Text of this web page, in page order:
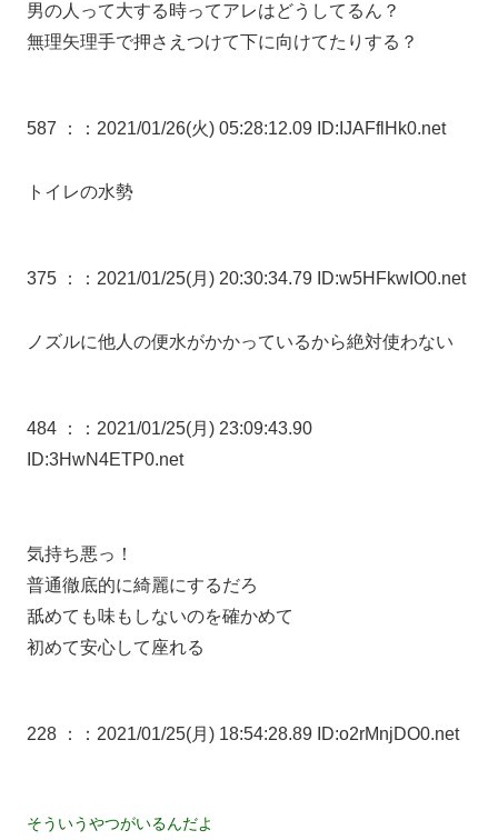
男の人って大する時ってアレはどうしてるん？
無理矢理手で押さえつけて下に向けてたりする？
587 ： ：2021/01/26(火) 05:28:12.09 ID:IJAFflHk0.net
トイレの水勢
375 ： ：2021/01/25(月) 20:30:34.79 ID:w5HFkwIO0.net
ノズルに他人の便水がかかっているから絶対使わない
484 ：
：2021/01/25(月) 23:09:43.90
ID:3HwN4ETP0.net
気持ち悪っ！
普通徹底的に綺麗にするだろ
舐めても味もしないのを確かめて
初めて安心して座れる
228 ： ：2021/01/25(月) 18:54:28.89 ID:o2rMnjDO0.net
そういうやつがいるんだよ